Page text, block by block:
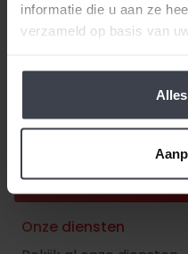
informatie die u aan ze
verzameld op basis van
9.8
en
200 m² showroomen
Ontvang
Onze diensten